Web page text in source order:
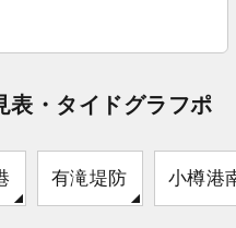
表・タイドグラフポ
有滝堤防 小樽港